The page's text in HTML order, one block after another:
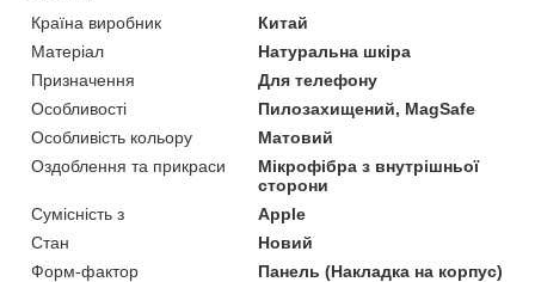
Країна виробник
Китай
Матеріал
Натуральна шкіра
Призначення
Для телефону
Особливості
Пилозахищений, MagSafe
Особливість кольору
Матовий
Оздоблення та прикраси
Мікрофібра з внутрішньої
сторони
Сумісність з
Apple
Стан
Новий
Форм-фактор
Панель (Накладка на корпус)